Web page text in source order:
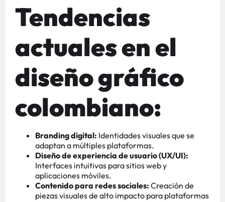
Tendencias
actuales en el
diseño gráfico
colombiano:
Branding digital: Identidades visuales que se
adaptan a múltiples plataformas.
Diseño de experiencia de usuario (UX/UI):
Interfaces intuitivas para sitios web y
aplicaciones móviles.
Contenido para redes sociales: Creación de
piezas visuales de alto impacto para plataformas